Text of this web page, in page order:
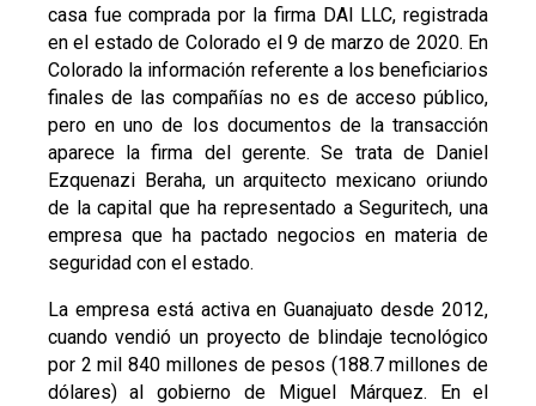
casa fue comprada por la firma DAI LLC, registrada
en el estado de Colorado el 9 de marzo de 2020. En
Colorado la información referente a los beneficiarios
finales de las compañías no es de acceso público,
pero en uno de los documentos de la transacción
aparece la firma del gerente. Se trata de Daniel
Ezquenazi Beraha, un arquitecto mexicano oriundo
de la capital que ha representado a Seguritech, una
empresa que ha pactado negocios en materia de
seguridad con el estado.
La empresa está activa en Guanajuato desde 2012,
cuando vendió un proyecto de blindaje tecnológico
por 2 mil 840 millones de pesos (188.7 millones de
dólares) al gobierno de Miguel Márquez. En el